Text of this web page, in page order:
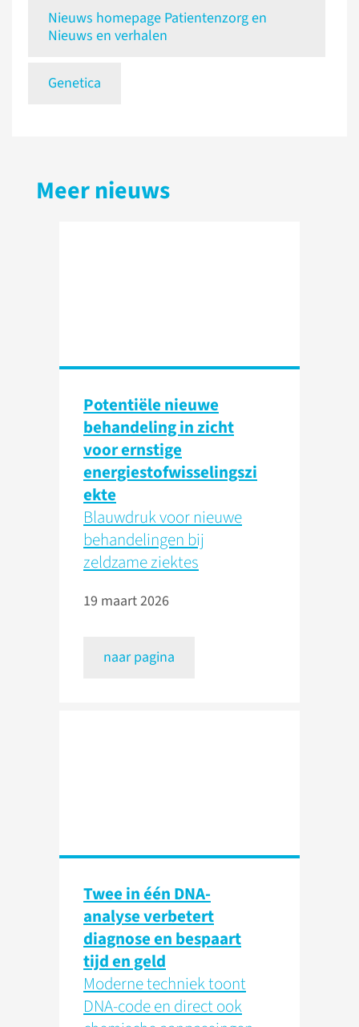
Nieuws homepage Patientenzorg en
Nieuws en verhalen
Genetica
Meer nieuws
Potentiële nieuwe
behandeling in zicht
voor ernstige
energiestofwisselingszi
ekte
Blauwdruk voor nieuwe
behandelingen bij
zeldzame ziektes
19 maart 2026
naar pagina
Twee in één DNA-
analyse verbetert
diagnose en bespaart
tijd en geld
Moderne techniek toont
DNA-code en direct ook